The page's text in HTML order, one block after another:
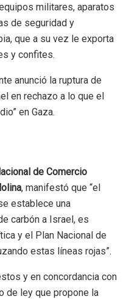
militares, aparatos
de seguridad y
que a su vez le exporta
y confites.
anunció la ruptura de
en rechazo a lo que el
en Gaza.
de Comercio
, manifestó que “el
establece una
carbón a Israel, es
y el Plan Nacional de
estas líneas rojas”.
y en concordancia con
de ley que propone la